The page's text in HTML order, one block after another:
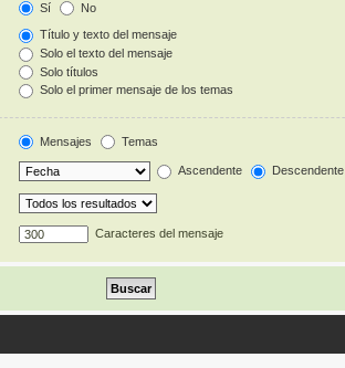
Sí No
Título y texto del mensaje
Solo el texto del mensaje
Solo títulos
Solo el primer mensaje de los temas
Mensajes Temas
Ascendente Descendente
Caracteres del mensaje